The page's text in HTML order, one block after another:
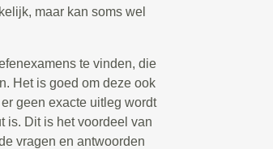
maar kan soms wel
te vinden, die
Het is goed om deze ook
geen exacte uitleg wordt
is. Dit is het voordeel van
vragen en antwoorden